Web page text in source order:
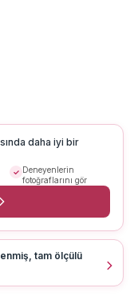
daha iyi bir
Deneyenlerin
fotoğraflarını gör
tam ölçülü